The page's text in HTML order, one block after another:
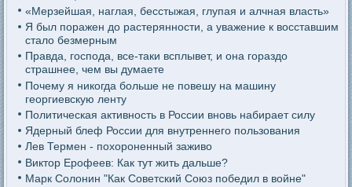
«Мерзейшая, наглая, бесстыжая, глупая и алчная власть»
Я был поражен до растерянности, а уважение к восставшим
стало безмерным
Правда, господа, все-таки всплывет, и она гораздо
страшнее, чем вы думаете
Почему я никогда больше не повешу на машину
георгиевскую ленту
Политическая активность в России вновь набирает силу
Ядерный блеф России для внутреннего пользования
Лев Термен - похороненный заживо
Виктор Ерофеев: Как тут жить дальше?
Марк Солонин "Как Советский Союз победил в войне"